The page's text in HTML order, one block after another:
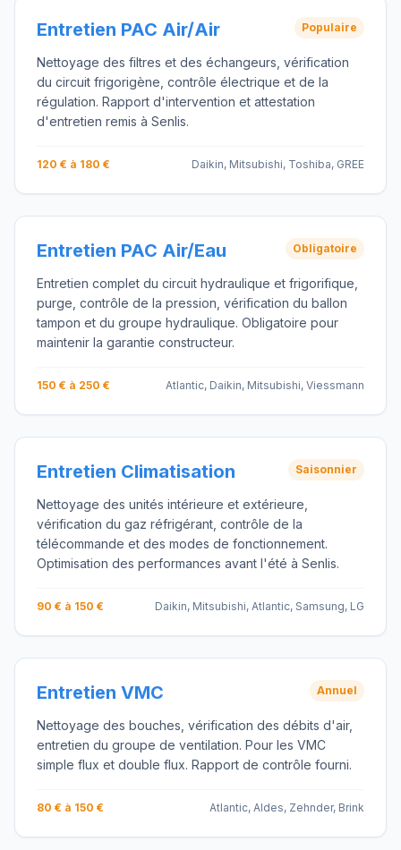
Entretien PAC Air/Air Populaire
Nettoyage des filtres et des échangeurs, vérification
du circuit frigorigène, contrôle électrique et de la
régulation. Rapport d'intervention et attestation
d'entretien remis à Senlis.
120 € à 180 € Daikin, Mitsubishi, Toshiba, GREE
Entretien PAC Air/Eau Obligatoire
Entretien complet du circuit hydraulique et frigorifique,
purge, contrôle de la pression, vérification du ballon
tampon et du groupe hydraulique. Obligatoire pour
maintenir la garantie constructeur.
150 € à 250 € Atlantic, Daikin, Mitsubishi, Viessmann
Entretien Climatisation Saisonnier
Nettoyage des unités intérieure et extérieure,
vérification du gaz réfrigérant, contrôle de la
télécommande et des modes de fonctionnement.
Optimisation des performances avant l'été à Senlis.
90 € à 150 € Daikin, Mitsubishi, Atlantic, Samsung, LG
Entretien VMC Annuel
Nettoyage des bouches, vérification des débits d'air,
entretien du groupe de ventilation. Pour les VMC
simple flux et double flux. Rapport de contrôle fourni.
80 € à 150 € Atlantic, Aldes, Zehnder, Brink